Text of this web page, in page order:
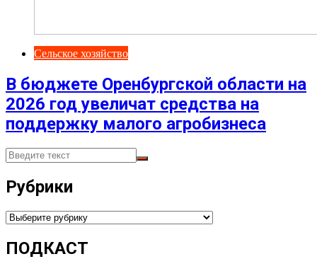
Сельское хозяйство
В бюджете Оренбургской области на
2026 год увеличат средства на
поддержку малого агробизнеса
Рубрики
Рубрики
ПОДКАСТ